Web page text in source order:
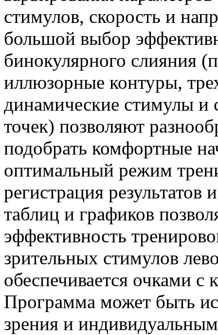
стимулов, скорость и
большой выбор
бинокулярного слияния
иллюзорные контуры,
динамические стимулы и
точек) позволяют
подобрать комфортные
оптимальный режим
регистрация результатов
таблиц и графиков
эффективность
зрительных стимулов
обеспечивается очками
Программа может быть
зрения и